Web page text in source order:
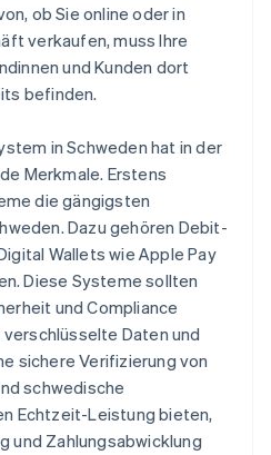
ob Sie online oder in
verkaufen, muss Ihre
und Kunden dort
befinden.
in Schweden hat in der
Merkmale. Erstens
die gängigsten
Dazu gehören Debit-
Wallets wie Apple Pay
Diese Systeme sollten
und Compliance
Daten und
sichere Verifizierung von
schwedische
Echtzeit-Leistung bieten,
und Zahlungsabwicklung